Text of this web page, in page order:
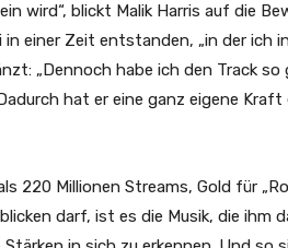
wird“, blickt Malik Harris auf die
in einer Zeit entstanden, „in der ich
„Dennoch habe ich den Track so
hat er eine ganz eigene
220 Millionen Streams, Gold für
darf, ist es die Musik, die ihm